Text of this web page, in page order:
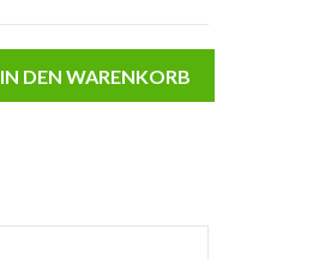
IN DEN WARENKORB